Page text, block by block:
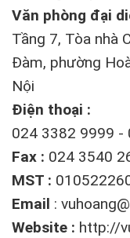
Văn phòng đại
Tầng 7, Tòa nhà
Đàm, phường
Nội
Điện thoại :
024 3382 9999 -
Fax : 024 3540
MST :
Email :
Website : http://